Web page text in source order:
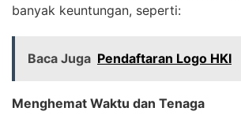
banyak keuntungan, seperti:
Baca Juga Pendaftaran Logo HKI
Menghemat Waktu dan Tenaga